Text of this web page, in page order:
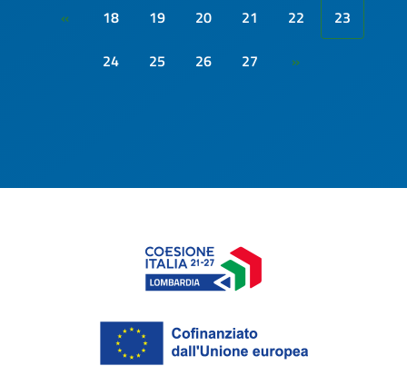
« 18 19 20 21 22
23
24
25 26 27 »